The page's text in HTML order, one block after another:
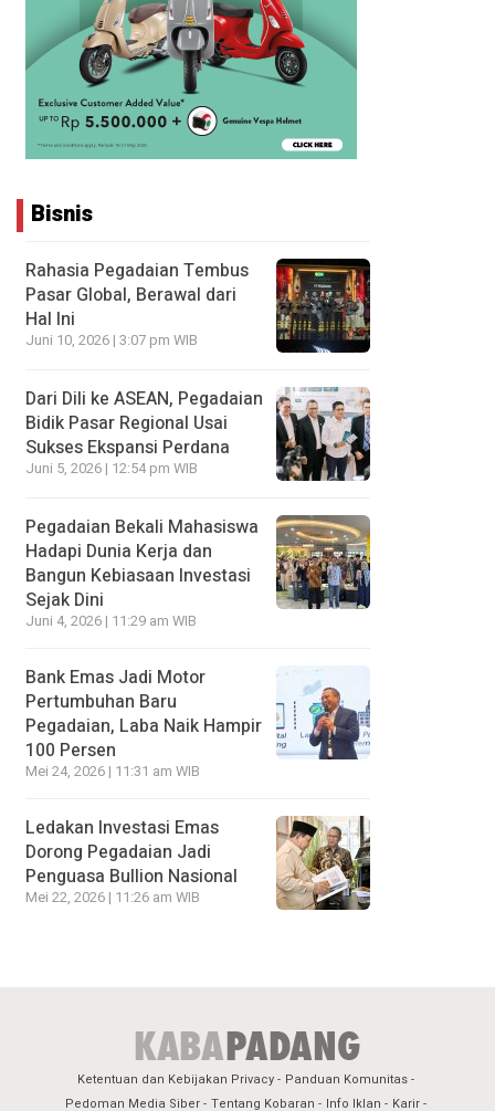
Bisnis
Rahasia Pegadaian Tembus
Pasar Global, Berawal dari
Hal Ini
Juni 10, 2026 | 3:07 pm WIB
Dari Dili ke ASEAN, Pegadaian
Bidik Pasar Regional Usai
Sukses Ekspansi Perdana
Juni 5, 2026 | 12:54 pm WIB
Pegadaian Bekali Mahasiswa
Hadapi Dunia Kerja dan
Bangun Kebiasaan Investasi
Sejak Dini
Juni 4, 2026 | 11:29 am WIB
Bank Emas Jadi Motor
Pertumbuhan Baru
Pegadaian, Laba Naik Hampir
100 Persen
Mei 24, 2026 | 11:31 am WIB
Ledakan Investasi Emas
Dorong Pegadaian Jadi
Penguasa Bullion Nasional
Mei 22, 2026 | 11:26 am WIB
Ketentuan dan Kebijakan Privacy
Panduan Komunitas
Pedoman Media Siber
Tentang Kobaran Info Iklan Karir